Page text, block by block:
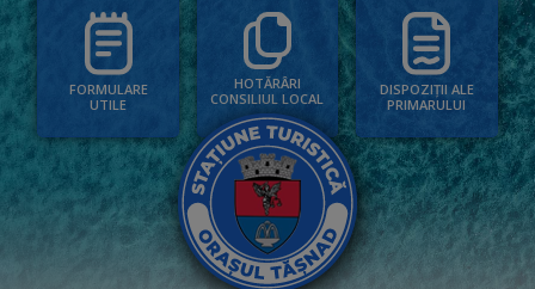
FORMULARE
UTILE
HOTĂRÂRI
CONSILIUL LOCAL
DISPOZIȚII ALE
PRIMARULUI